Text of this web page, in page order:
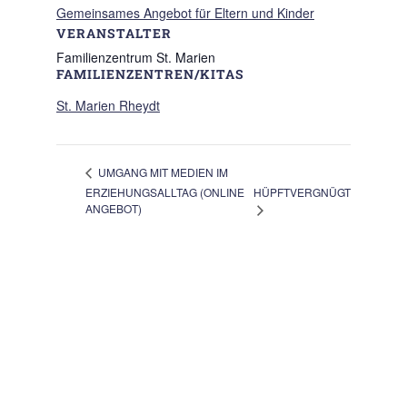
Gemeinsames Angebot für Eltern und Kinder
VERANSTALTER
Familienzentrum St. Marien
FAMILIENZENTREN/KITAS
St. Marien Rheydt
UMGANG MIT MEDIEN IM
ERZIEHUNGSALLTAG (ONLINE
ANGEBOT)
HÜPFTVERGNÜGT